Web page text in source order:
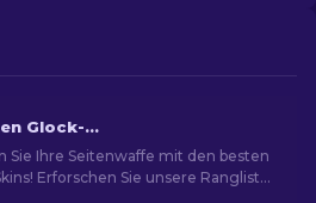
Die besten Glock-18-Skins in CS2: Vollständige Liste [2026]
Sie Ihre Seitenwaffe mit den besten
Erforschen Sie unsere Rangliste,